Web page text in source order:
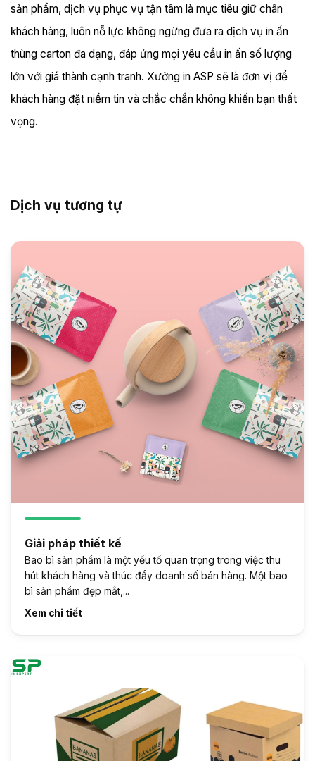
sản phẩm, dịch vụ phục vụ tận tâm là mục tiêu giữ chân
khách hàng, luôn nỗ lực không ngừng đưa ra dịch vụ in ấn
thùng carton đa dạng, đáp ứng mọi yêu cầu in ấn số lượng
lớn với giá thành cạnh tranh. Xưởng in ASP sẽ là đơn vị để
khách hàng đặt niềm tin và chắc chắn không khiến bạn thất
vọng.
Dịch vụ tương tự
Giải pháp thiết kế
Bao bì sản phẩm là một yếu tố quan trọng trong việc thu
hút khách hàng và thúc đẩy doanh số bán hàng. Một bao
bì sản phẩm đẹp mắt,...
Xem chi tiết